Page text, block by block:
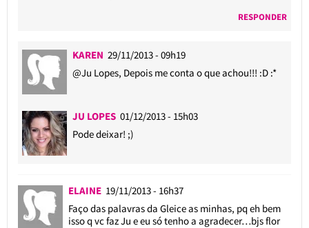
RESPONDER
KAREN29/11/2013 - 09h19
@Ju Lopes, Depois me conta o que achou!!! :D :*
JU LOPES 01/12/2013 - 15h03
Pode deixar! ;)
ELAINE 19/11/2013 - 16h37
Faço das palavras da Gleice as minhas, pq eh bem
isso q vc faz Ju e eu só tenho a agradecer…bjs flor